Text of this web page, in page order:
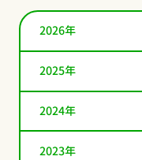
2026年
2025年
2024年
2023年